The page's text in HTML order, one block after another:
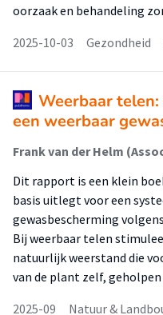
oorzaak en behandeling
2025-10-03
Gezondheid
Weerbaar
een weerbaar
Frank van der Helm
Dit rapport is een klein
basis uitlegt voor een
gewasbescherming
Bij weerbaar telen
natuurlijk weerstand die
van de plant zelf,
2025-09
Natuur &